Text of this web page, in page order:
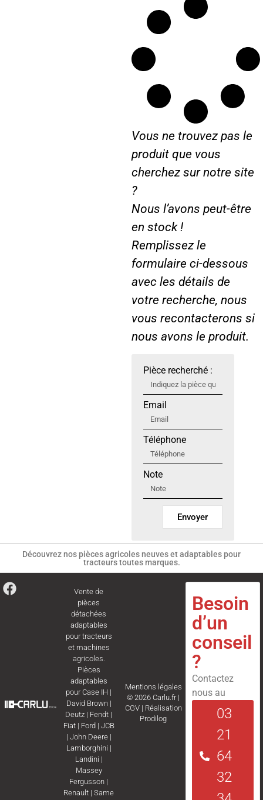
t
i
S
E
I
H
1
2
5
1
4
5
(
X
L
Vous ne trouvez pas le
produit que vous
cherchez sur notre site
?
Nous l’avons peut-être
en stock !
Remplissez le
formulaire ci-dessous
avec les détails de
votre recherche, nous
vous recontacterons si
nous avons le produit.
Pièce recherché :
Email
Téléphone
Note
Envoyer
Découvrez nos pièces agricoles neuves et adaptables pour
tracteurs toutes marques.
Vente de
pièces
détachées
adaptables
pour tracteurs
et machines
agricoles.
Pièces
adaptables
pourCase IH |
David Brown|
Deutz | Fendt |
Fiat| Ford | JCB
| John Deere|
Lamborghini |
Landini |
Massey
Fergusson |
Renault |Same
Mentions légales
© 2026 Carlu.fr |
CGV| Réalisation
Prodilog
Besoin
d’un
conseil
?
Contactez
nous au
03
21
64
32